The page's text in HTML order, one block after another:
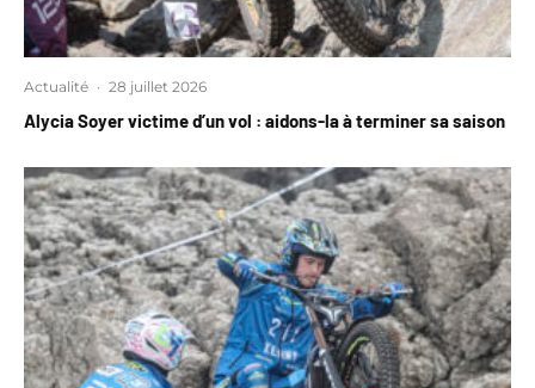
Actualité · 28 juillet 2026
Alycia Soyer victime d’un vol : aidons-la à terminer sa saison